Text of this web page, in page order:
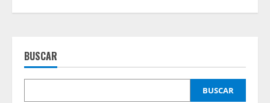
BUSCAR
BUSCAR